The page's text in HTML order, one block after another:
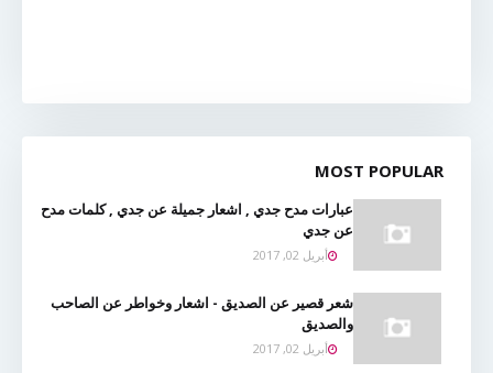
MOST POPULAR
عبارات مدح جدي , اشعار جميلة عن جدي , كلمات مدح
عن جدي
أبريل 02, 2017
شعر قصير عن الصديق - اشعار وخواطر عن الصاحب
والصديق
أبريل 02, 2017